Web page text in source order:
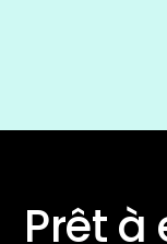
Prêt à